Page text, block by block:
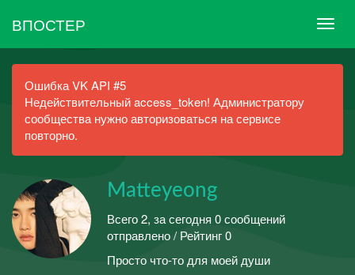
ВПОСТЕР
Ошибка VK API #5
Недействительный access_token! Администратору
сообщества нужно авторизоваться на сервисе
повторно.
Matteyeong
Всего 2, за сегодня 0 сообщений
отправлено / Рейтинг 0
Просто что-то для моей души